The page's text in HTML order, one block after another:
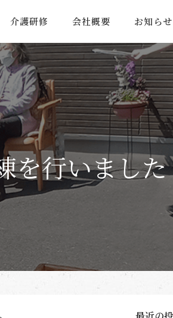
介護研修 会社概要 お知らせ
を行いました